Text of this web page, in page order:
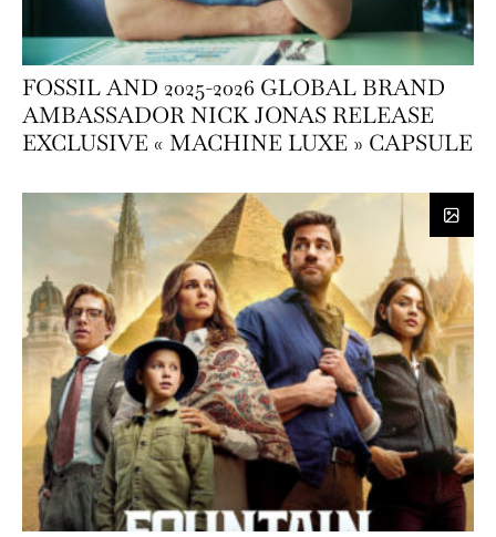
FOSSIL AND 2025-2026 GLOBAL BRAND
AMBASSADOR NICK JONAS RELEASE
EXCLUSIVE « MACHINE LUXE » CAPSULE